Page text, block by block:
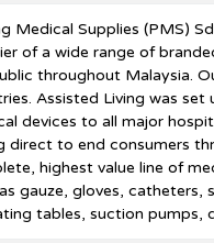
Medical Supplies (PMS)
of a wide range of
throughout Malaysia.
Assisted Living was
devices to all major
direct to end consumers
highest value line of
gauze, gloves, catheters,
tables, suction pumps,